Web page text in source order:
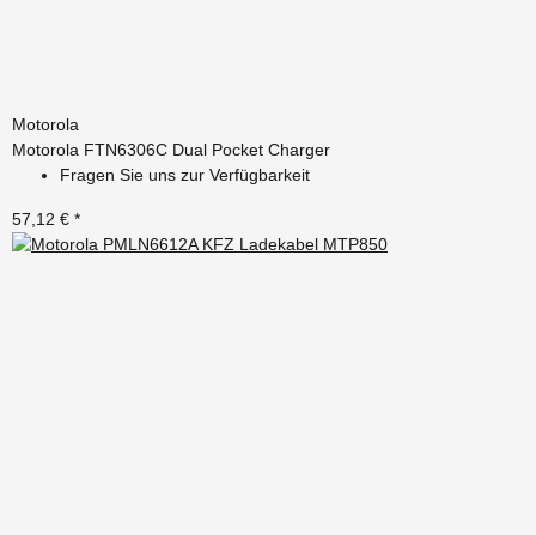
Motorola
Motorola FTN6306C Dual Pocket Charger
Fragen Sie uns zur Verfügbarkeit
57,12 € *